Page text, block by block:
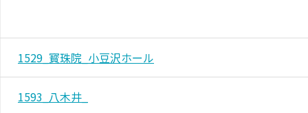
1529_寳珠院_小豆沢ホール
1593_八木井_